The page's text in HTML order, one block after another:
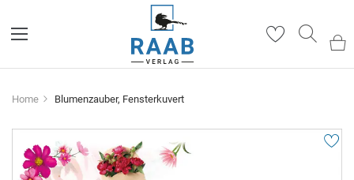
Home Blumenzauber, Fensterkuvert
Ende
der